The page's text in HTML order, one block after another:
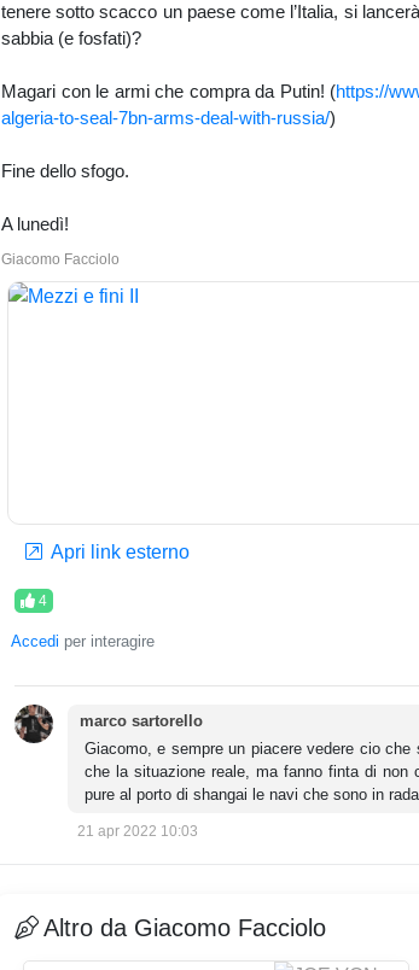
tenere sotto scacco un paese come l’Italia, si
sabbia (e fosfati)?
Magari con le armi che compra da Putin! (https://
algeria-to-seal-7bn-arms-deal-with-russia/)
Fine dello sfogo.
A lunedì!
Giacomo Facciolo
Apri link esterno
4
Accedi per interagire
marco sartorello
Giacomo, e sempre un piacere vedere cio
che la situazione reale, ma fanno finta di
pure al porto di shangai le navi che sono in
21 apr 2022 10:03
Altro da Giacomo Facciolo